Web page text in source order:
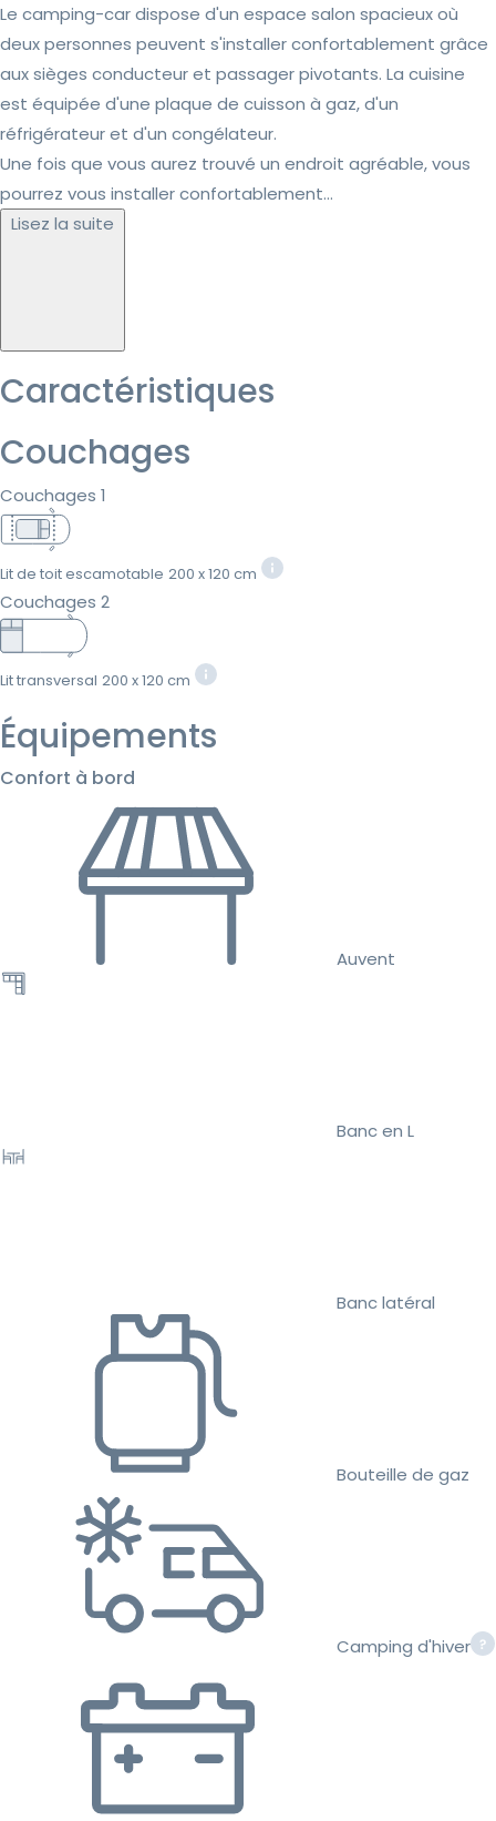
Le camping-car dispose d'un espace salon spacieux où
deux personnes peuvent s'installer confortablement grâce
aux sièges conducteur et passager pivotants. La cuisine
est équipée d'une plaque de cuisson à gaz, d'un
réfrigérateur et d'un congélateur.
Une fois que vous aurez trouvé un endroit agréable, vous
pourrez vous installer confortablement...
Lisez la suite
Caractéristiques
Couchages
Couchages 1
Lit de toit escamotable 200 x 120 cm
Couchages 2
Lit transversal 200 x 120 cm
Équipements
Confort à bord
Auvent
Banc en L
Banc latéral
Bouteille de gaz
Camping d'hiver